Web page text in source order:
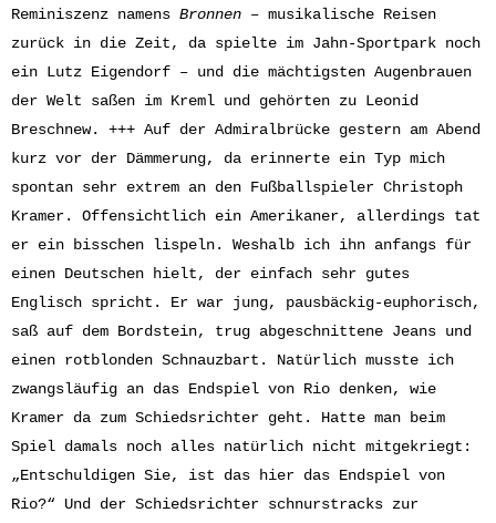
Reminiszenz namens Bronnen – musikalische Reisen
zurück in die Zeit, da spielte im Jahn-Sportpark noch
ein Lutz Eigendorf – und die mächtigsten Augenbrauen
der Welt saßen im Kreml und gehörten zu Leonid
Breschnew. +++ Auf der Admiralbrücke gestern am Abend
kurz vor der Dämmerung, da erinnerte ein Typ mich
spontan sehr extrem an den Fußballspieler Christoph
Kramer. Offensichtlich ein Amerikaner, allerdings tat
er ein bisschen lispeln. Weshalb ich ihn anfangs für
einen Deutschen hielt, der einfach sehr gutes
Englisch spricht. Er war jung, pausbäckig-euphorisch,
saß auf dem Bordstein, trug abgeschnittene Jeans und
einen rotblonden Schnauzbart. Natürlich musste ich
zwangsläufig an das Endspiel von Rio denken, wie
Kramer da zum Schiedsrichter geht. Hatte man beim
Spiel damals noch alles natürlich nicht mitgekriegt:
„Entschuldigen Sie, ist das hier das Endspiel von
Rio?“ Und der Schiedsrichter schnurstracks zur